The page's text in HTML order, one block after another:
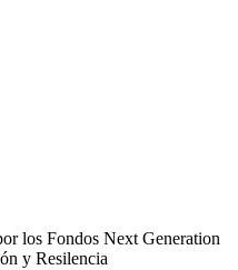
los Fondos Next Generation
y Resilencia